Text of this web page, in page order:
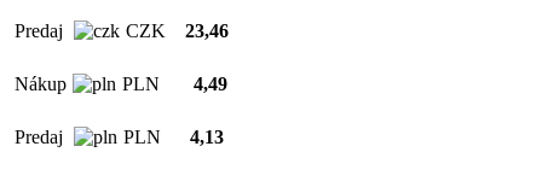
Predaj CZK 23,46
Nákup PLN 4,49
Predaj PLN 4,13